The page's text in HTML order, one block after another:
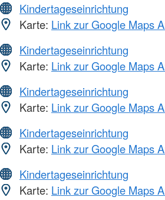
Kindertageseinrichtung
Karte: Link zur Google Maps
Kindertageseinrichtung
Karte: Link zur Google Maps
Kindertageseinrichtung
Karte: Link zur Google Maps
Kindertageseinrichtung
Karte: Link zur Google Maps
Kindertageseinrichtung
Karte: Link zur Google Maps